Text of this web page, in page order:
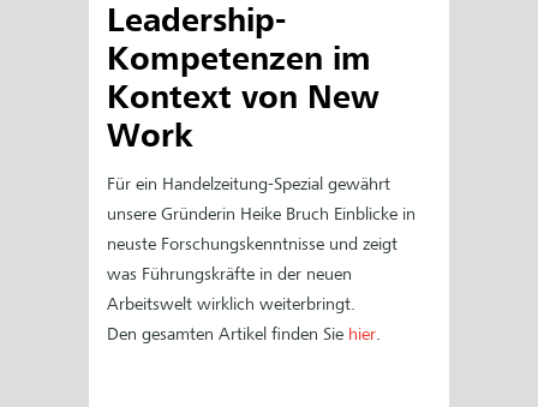
Leadership-
Kompetenzen im
Kontext von New
Work
Für ein Handelzeitung-Spezial gewährt
unsere Gründerin Heike Bruch Einblicke in
neuste Forschungskenntnisse und zeigt
was Führungskräfte in der neuen
Arbeitswelt wirklich weiterbringt.
Den gesamten Artikel finden Sie hier.